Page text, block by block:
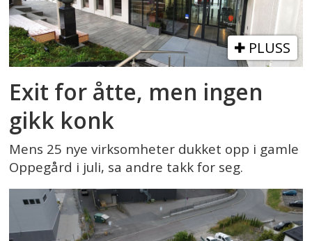
PLUSS
Exit for åtte, men ingen
gikk konk
Mens 25 nye virksomheter dukket opp i gamle
Oppegård i juli, sa andre takk for seg.